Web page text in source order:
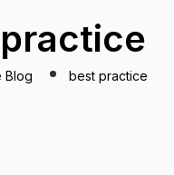
Blog best practice